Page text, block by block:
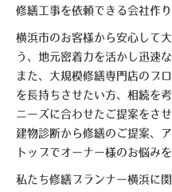
修繕工事を依頼できる会社作
横浜市のお客様から安心して
う、地元密着力を活かし迅速
また、大規模修繕専門店のプ
を長持ちさせたい方、相続を
ニーズに合わせたご提案をさせ
建物診断から修繕のご提案、
トップでオーナー様のお悩み
私たち修繕プランナー横浜に